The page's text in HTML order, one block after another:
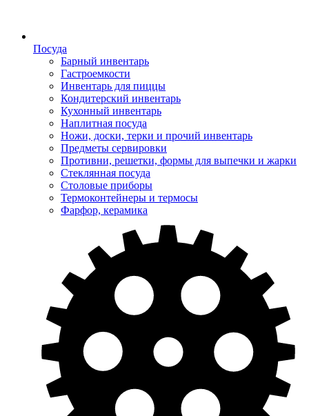
Посуда
Барный инвентарь
Гастроемкости
Инвентарь для пиццы
Кондитерский инвентарь
Кухонный инвентарь
Наплитная посуда
Ножи, доски, терки и прочий инвентарь
Предметы сервировки
Противни, решетки, формы для выпечки и жарки
Стеклянная посуда
Столовые приборы
Термоконтейнеры и термосы
Фарфор, керамика